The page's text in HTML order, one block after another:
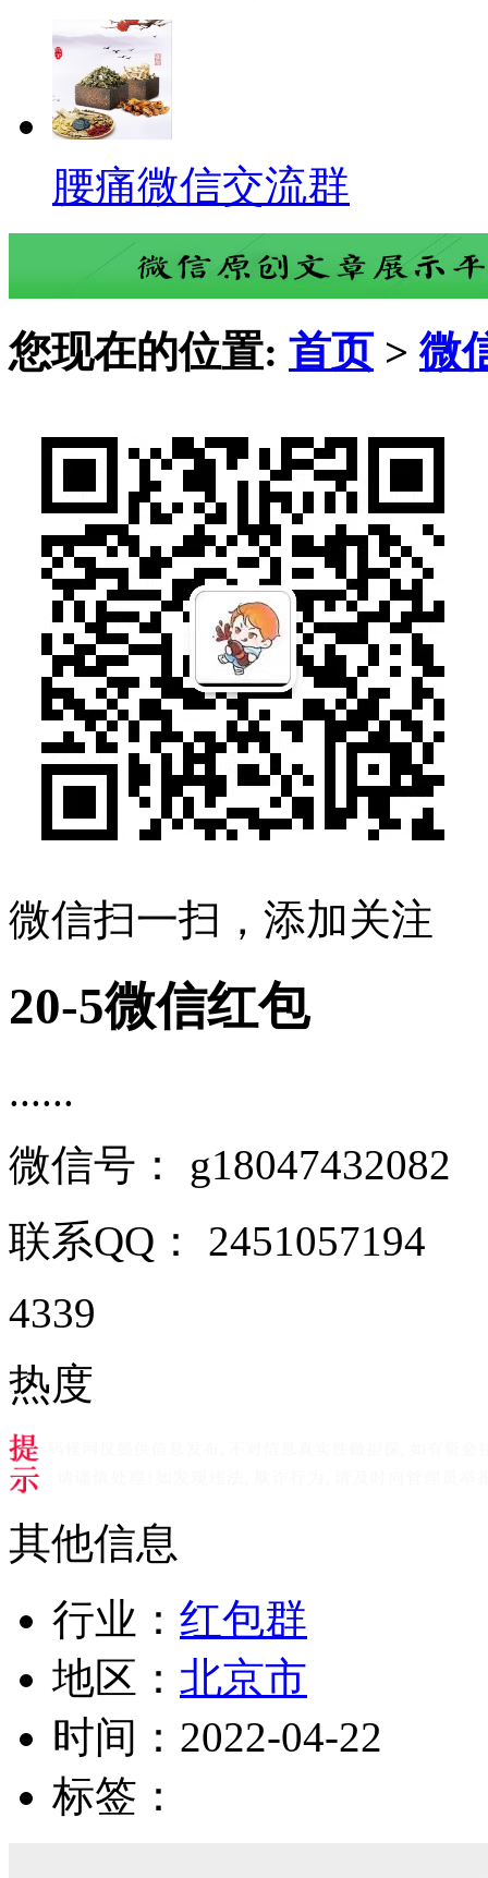
腰痛微信交流群
您现在的位置: 首页 >微
微信扫一扫，添加关注
20-5微信红包
......
微信号： g18047432082
联系QQ： 2451057194
4339
热度
其他信息
行业： 红包群
地区： 北京市
时间： 2022-04-22
标签：